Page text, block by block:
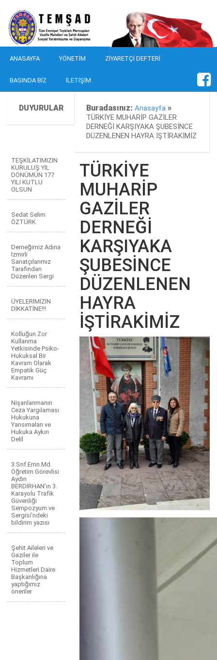
ANASAYFA YÖNETIM ZIYARETÇI DEFTERI
BASINDA BIZ İLETIŞIM
DUYURULAR Buradasınız:Anasayfa »
TÜRKİYE MUHARİP GAZİLER
DERNEĞİ KARŞIYAKA ŞUBESİNCE
DÜZENLENEN HAYRA İŞTİRAKİMİZ
TEŞKİLATIMIZIN
KURULUŞ YIL
DÖNÜMÜN 177
YILI KUTLU
OLSUN
Sedat Selim
ÖZTÜRK
Derneğimiz Adına
İzmirli
Sanatçılarımız
Tarafından
Düzenlen Sergi
ÜYELERİMİZİN
DİKKATİNE!!!
Kolluğun Zor
Kullanma
Yetkisinde Psiko-
Hukuksal Bir
Kavram Olarak
Empatik Güç
Kavramı
Nişanlanmanın
Ceza Yargılaması
Hukukuna
Yansımaları ve
Hukuka Aykırı
Delil
3.Snf.Emn.Md.
Öğretim Görevlisi
Aydın
BERDİRHAN’ın 3.
Karayolu Trafik
Güvenliği
Sempozyum ve
Sergisi’ndeki
bildirim yazısı
Şehit Aileleri ve
Gaziler ile
Toplum
Hizmetleri Daire
Başkanlığına
yaptığımız
öneriler
TÜRKİYE
MUHARİP
GAZİLER
DERNEĞİ
KARŞIYAKA
ŞUBESİNCE
DÜZENLENEN
HAYRA
İŞTİRAKİMİZ